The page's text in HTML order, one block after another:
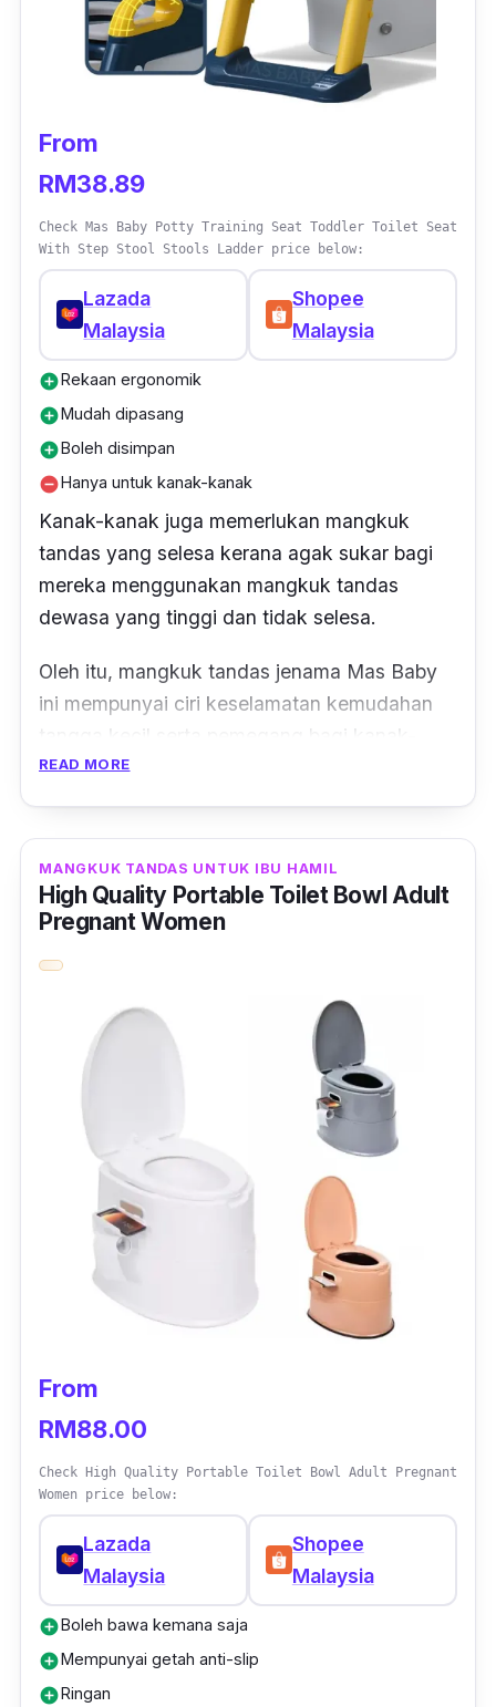
From
RM38.89
Check Mas Baby Potty Training Seat Toddler Toilet Seat
With Step Stool Stools Ladder price below:
Lazada
Malaysia
Shopee
Malaysia
add_circleRekaan ergonomik
add_circleMudah dipasang
add_circleBoleh disimpan
remove_circleHanya untuk kanak-kanak
Kanak-kanak juga memerlukan mangkuk
tandas yang selesa kerana agak sukar bagi
mereka menggunakan mangkuk tandas
dewasa yang tinggi dan tidak selesa.
Oleh itu, mangkuk tandas jenama Mas Baby
ini mempunyai ciri keselamatan kemudahan
tangga kecil serta pemegang bagi kanak-
kanak untuk naik atau turun dari mangkuk
dengan rekaananti-slippada getah bagi
mengelakkan daripada tergelincir.
Menariknya lagi, tangga boleh disesuaikan
dengan dua pilihan ketinggian dan lengkap
dengan rekaan pee catcher bagi
mengelakkan percikan air kencing ke tempat
Malah, tempat duduk juga mempunyai lapik
kusyen yang tebal memberikan keselesaan
untuk si kecil anda.
READ MORE
MANGKUK TANDAS UNTUK IBU HAMIL
High Quality Portable Toilet Bowl Adult
Pregnant Women
From
RM88.00
Check High Quality Portable Toilet Bowl Adult Pregnant
Women price below:
Lazada
Malaysia
Shopee
Malaysia
add_circleBoleh bawa kemana saja
add_circleMempunyai getah anti-slip
add_circleRingan